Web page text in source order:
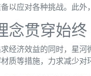
以应对各种挑战。此
念贯穿始终
经济效益的同时，星
质等措施，力求减少对